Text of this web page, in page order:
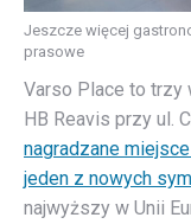
Jeszcze więcej
prasowe
Varso Place to trzy
HB Reavis przy ul.
nagradzane
jeden z nowych
najwyższy w Unii